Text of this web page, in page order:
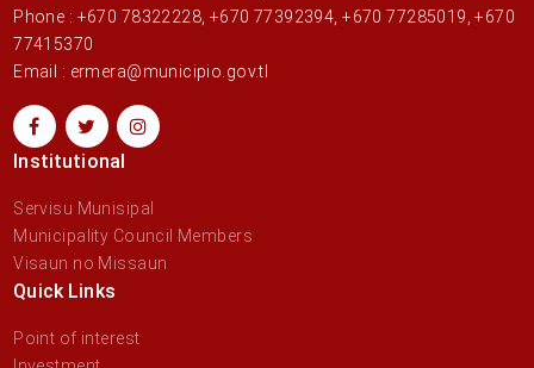
Phone : +670 78322228, +670 77392394, +670 77285019, +670
77415370
Email : ermera@municipio.gov.tl
Institutional
Servisu Munisipal
Municipality Council Members
Visaun no Missaun
Quick Links
Point of interest